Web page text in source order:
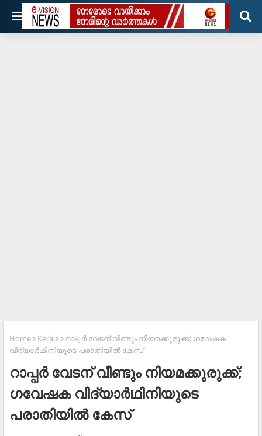
Home Kerala
റാപ്പര്‍ വേടന് വീണ്ടും നിയമക്കുരുക്ക്; ഗവേഷക
വിദ്യാർഥിനിയുടെ പരാതിയില്‍ കേസ്
റാപ്പര്‍ വേടന് വീണ്ടും നിയമക്കുരുക്ക്;
ഗവേഷക വിദ്യാർഥിനിയുടെ
പരാതിയില്‍ കേസ്